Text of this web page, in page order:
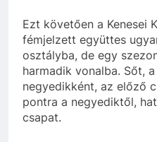
Ezt követően a Kenesei
fémjelzett együttes
osztályba, de egy
harmadik vonalba. Sőt,
negyedikként, az előző
pontra a negyediktől,
csapat.